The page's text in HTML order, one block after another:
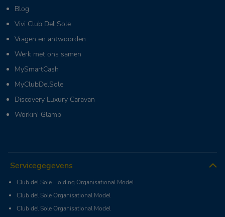
Blog
Vivi Club Del Sole
Vragen en antwoorden
Werk met ons samen
MySmartCash
MyClubDelSole
Discovery Luxury Caravan
Workin' Glamp
Servicegegevens
Club del Sole Holding Organisational Model
Club del Sole Organisational Model
Club del Sole Organisational Model